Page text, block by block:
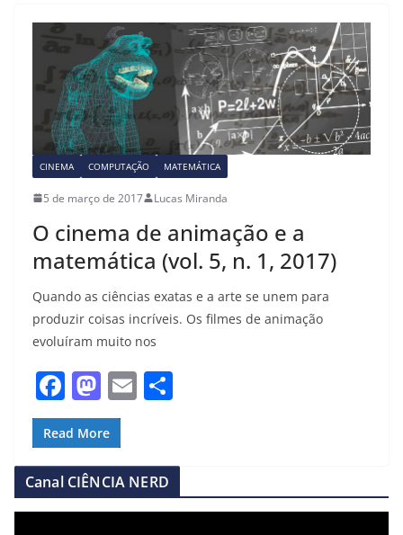
b
o
k
d
o
n
CINEMA COMPUTAÇÃO MATEMÁTICA
5 de março de 2017 Lucas Miranda
O cinema de animação e a
matemática (vol. 5, n. 1, 2017)
Quando as ciências exatas e a arte se unem para
produzir coisas incríveis. Os filmes de animação
evoluíram muito nos
F
a
c
e
b
M
a
st
o
d
E
l e
Read More
Canal CIÊNCIA NERD